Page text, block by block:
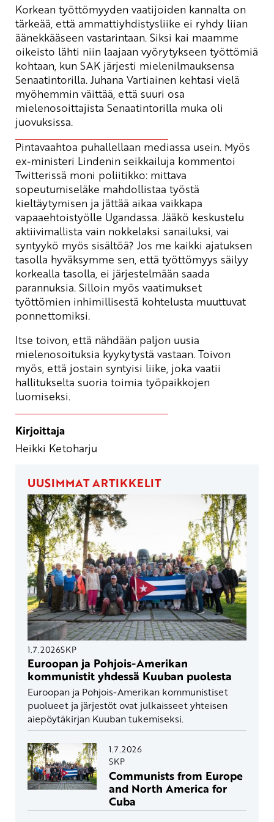
Korkean työttömyyden vaatijoiden kannalta on
tärkeää, että ammattiyhdistysliike ei ryhdy liian
äänekkääseen vastarintaan. Siksi kai maamme
oikeisto lähti niin laajaan vyörytykseen työttömiä
kohtaan, kun SAK järjesti mielenilmauksensa
Senaatintorilla. Juhana Vartiainen kehtasi vielä
myöhemmin väittää, että suuri osa
mielenosoittajista Senaatintorilla muka oli
juovuksissa.
Pintavaahtoa puhallellaan mediassa usein. Myös
ex-ministeri Lindenin seikkailuja kommentoi
Twitterissä moni poliitikko: mittava
sopeutumiseläke mahdollistaa työstä
kieltäytymisen ja jättää aikaa vaikkapa
vapaaehtoistyölle Ugandassa. Jääkö keskustelu
aktiivimallista vain nokkelaksi sanailuksi, vai
syntyykö myös sisältöä? Jos me kaikki ajatuksen
tasolla hyväksymme sen, että työttömyys säilyy
korkealla tasolla, ei järjestelmään saada
parannuksia. Silloin myös vaatimukset
työttömien inhimillisestä kohtelusta muuttuvat
ponnettomiksi.
Itse toivon, että nähdään paljon uusia
mielenosoituksia kyykytystä vastaan. Toivon
myös, että jostain syntyisi liike, joka vaatii
hallitukselta suoria toimia työpaikkojen
luomiseksi.
Kirjoittaja
Heikki Ketoharju
UUSIMMAT ARTIKKELIT
1.7.2026SKP
Euroopan ja Pohjois-Amerikan
kommunistit yhdessä Kuuban puolesta
Euroopan ja Pohjois-Amerikan kommunistiset
puolueet ja järjestöt ovat julkaisseet yhteisen
aiepöytäkirjan Kuuban tukemiseksi.
1.7.2026
SKP
Communists from Europe
and North America for
Cuba